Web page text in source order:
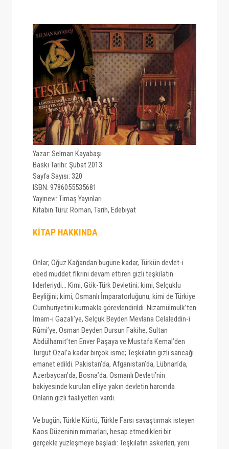
Yazar: Selman Kayabaşı
Baskı Tarihi: Şubat 2013
Sayfa Sayısı: 320
ISBN: 9786055535681
Yayınevi: Timaş Yayınları
Kitabın Türü: Roman, Tarih, Edebiyat
KİTAP HAKKINDA
Onlar; Oğuz Kağandan bugüne kadar, Türkün devlet-i
ebed müddet fikrini devam ettiren gizli teşkilatın
liderleriydi... Kimi, Gök-Türk Devletini; kimi, Selçuklu
Beyliğini; kimi, Osmanlı İmparatorluğunu; kimi de Türkiye
Cumhuriyetini kurmakla görevlendirildi. Nizamülmülk’ten
İmam-ı Gazali’ye, Selçuk Beyden Mevlana Celaleddin-i
Rûmi’ye, Osman Beyden Dursun Fakihe, Sultan
Abdülhamit’ten Enver Paşaya ve Mustafa Kemal’den
Turgut Özal’a kadar birçok isme; Teşkilatın gizli sancağı
emanet edildi. Pakistan’da, Afganistan’da, Lübnan’da,
Azerbaycan’da, Bosna’da; Osmanlı Devleti’nin
bakiyesinde kurulan elliye yakın devletin harcında
Onların gizli faaliyetleri vardı.
Ve bugün; Türkle Kürtü, Türkle Farsı savaştırmak isteyen
Kaos Düzeninin mimarları, hesap etmedikleri bir
gerçekle yüzleşmeye başladı: Teşkilatın askerleri, yeni